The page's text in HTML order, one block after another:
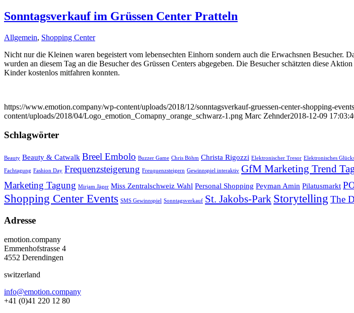
Sonntagsverkauf im Grüssen Center Pratteln
Allgemein, Shopping Center
Nicht nur die Kleinen waren begeistert vom lebensechten Einhorn sondern auch die Erwachsnen Besucher.
wurden an diesem Tag an die Besucher des Grüssen Centers abgegeben. Die Besucher schätzten diese
Kinder kostenlos mitfahren konnten.
https://www.emotion.company/wp-content/uploads/2018/12/sonntagsverkauf-gruessen-center-shopping-
content/uploads/2018/04/Logo_emotion_Comapny_orange_schwarz-1.png Marc Zehnder2018-12-09
Schlagwörter
Beauty Beauty & Catwalk Breel Embolo Buzzer Game Chris Böhm Christa Rigozzi Elektronischer Tresor Elektronisches
Fachtagung Fashion Day Frequenzsteigerung Freuquenzsteigern Gewinnspiel interaktiv GfM Marketing Trend
Marketing Tagung Mirjam Jäger Miss Zentralschweiz Wahl Personal Shopping Peyman Amin Pilatusmarkt
Shopping Center Events SMS Gewinnspiel Sonntagsverkauf St. Jakobs-Park Storytelling The
Adresse
emotion.company
Emmenhofstrasse 4
4552 Derendingen
switzerland
info@emotion.company
+41 (0)41 220 12 80